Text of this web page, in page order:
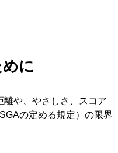
に
離や、やさしさ、スコア
の定める規定）の限界